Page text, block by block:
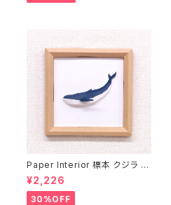
Paper Interior 標本 クジラ s
pecimen whale
¥2,226
30%OFF